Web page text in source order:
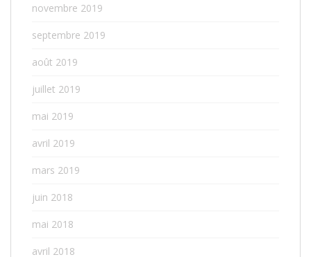
novembre 2019
septembre 2019
août 2019
juillet 2019
mai 2019
avril 2019
mars 2019
juin 2018
mai 2018
avril 2018